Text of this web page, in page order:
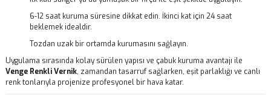
6-12 saat kuruma süresine dikkat edin. İkinci kat için 24 saat
beklemek idealdir.
Tozdan uzak bir ortamda kurumasını sağlayın.
Uygulama sırasında kolay sürülen yapısı ve çabuk kuruma avantajı ile
Venge Renkli Vernik, zamandan tasarruf sağlarken, eşit parlaklığı ve canlı
renk tonlarıyla projenize profesyonel bir hava katar.